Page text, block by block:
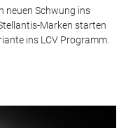
neuen Schwung ins
Marken starten
ins LCV Programm.